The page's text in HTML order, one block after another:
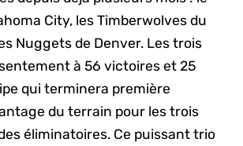
City, les Timberwolves du
Nuggets de Denver. Les trois
à 56 victoires et 25
qui terminera première
du terrain pour les trois
éliminatoires. Ce puissant trio